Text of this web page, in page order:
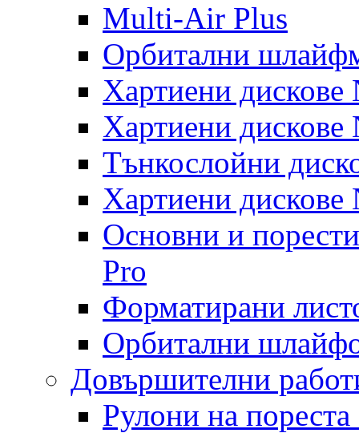
Multi-Air Plus
Орбитални
Хартиени
Хартиени
Тънкослойни
Хартиени
Основни и
Pro
Форматирани
Орбитални
Довършителни
Рулони на